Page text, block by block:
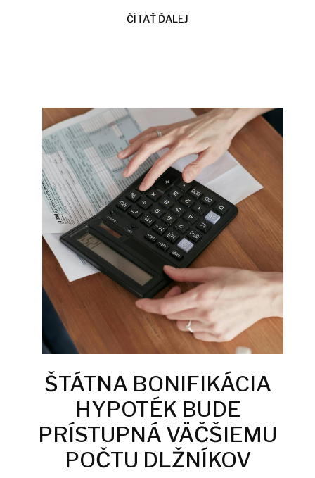
ČÍTAŤ ĎALEJ
ŠTÁTNA BONIFIKÁCIA
HYPOTÉK BUDE
PRÍSTUPNÁ VÄČŠIEMU
POČTU DLŽNÍKOV